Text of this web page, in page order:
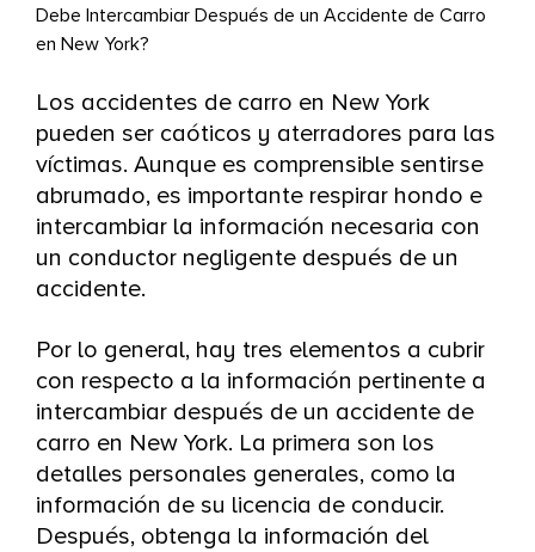
Debe Intercambiar Después de un Accidente de Carro
en New York?
Los accidentes de carro en New York
pueden ser caóticos y aterradores para las
víctimas. Aunque es comprensible sentirse
abrumado, es importante respirar hondo e
intercambiar la información necesaria con
un conductor negligente después de un
accidente.
Por lo general, hay tres elementos a cubrir
con respecto a la información pertinente a
intercambiar después de un accidente de
carro en New York. La primera son los
detalles personales generales, como la
información de su licencia de conducir.
Después, obtenga la información del